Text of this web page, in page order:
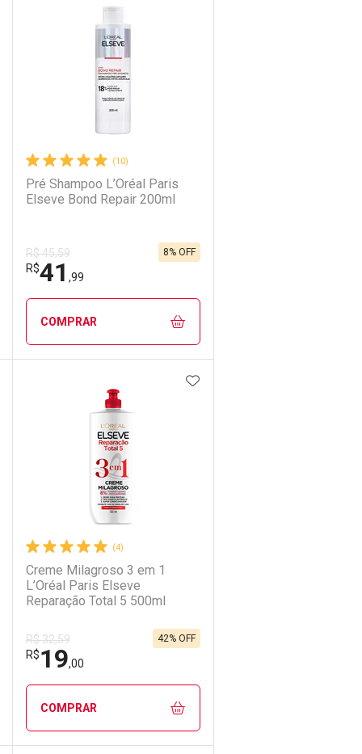
Laboratório
Ativar Desconto
Comprar sem Desconto
Por Menos
Comprar sem Desconto
(10)
Pré Shampoo L’Oréal Paris
Elseve Bond Repair 200ml
R$ 45,59
R$41 ,99
8% OFF
COMPRAR
FECHAR
Laboratório
Ativar Desconto
Comprar sem Desconto
FECHAR
Por Menos
Comprar sem Desconto
AOS FAVORITOS
(4)
Creme Milagroso 3 em 1
L’Oréal Paris Elseve
Reparação Total 5 500ml
R$ 32,59
R$19,00
42% OFF
ADICIONAR AOS
COMPRAR